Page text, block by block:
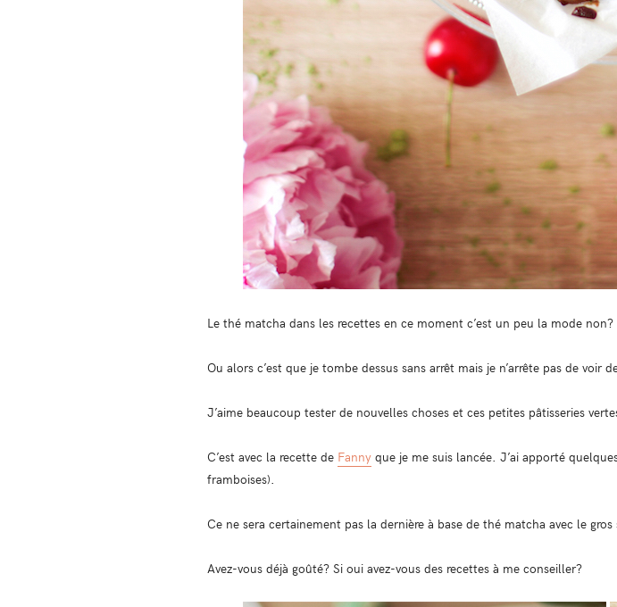
Le thé matcha dans les recettes en ce moment c’est un peu la mode non?
Ou alors c’est que je tombe dessus sans arrêt mais je n’arrête pas de
J’aime beaucoup tester de nouvelles choses et ces petites pâtisseries
C’est avec la recette de Fanny que je me suis lancée. J’ai apporté
framboises).
Ce ne sera certainement pas la dernière à base de thé matcha avec le gros
Avez-vous déjà goûté? Si oui avez-vous des recettes à me conseiller?